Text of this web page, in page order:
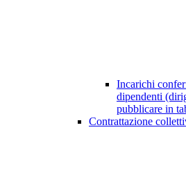
Incarichi
dipendenti
pubblicare in
Contrattazione